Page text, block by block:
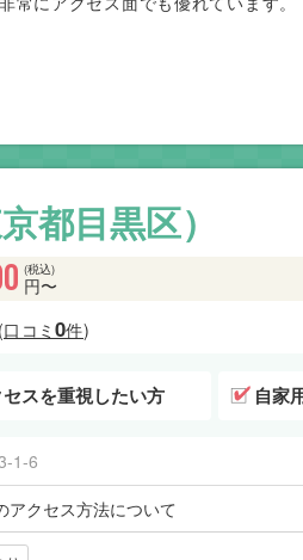
都目黒区）
(税込)
円〜
(口コミ0件)
スを重視したい方 自家
1-6
アクセス方法について